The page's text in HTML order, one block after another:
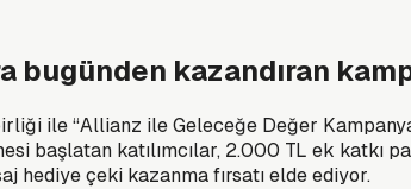
bugünden kazandıran
ile “Allianz ile Geleceğe Değer
başlatan katılımcılar, 2.000 TL ek katkı
hediye çeki kazanma fırsatı elde ediyor.